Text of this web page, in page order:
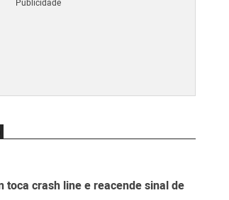
toca crash line e reacende sinal de